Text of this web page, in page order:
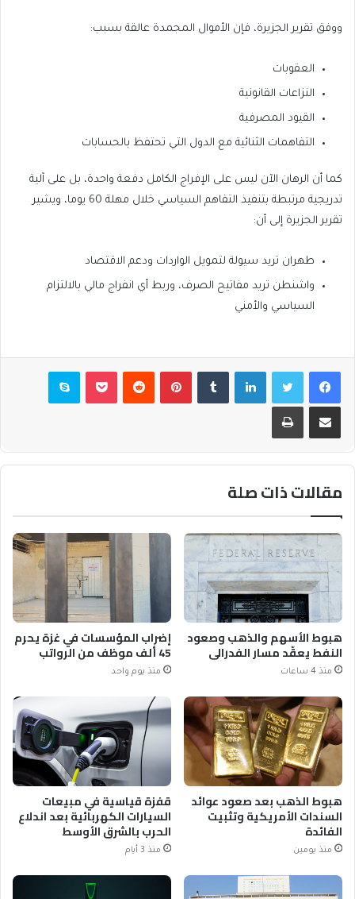
ووفق تقرير الجزيرة، فإن الأموال المجمدة عالقة بسبب:
العقوبات
النزاعات القانونية
القيود المصرفية
التفاهمات الثنائية مع الدول التي تحتفظ بالحسابات
كما أن الرهان الآن ليس على الإفراج الكامل دفعة واحدة، بل على آلية
تدريجية مرتبطة بتنفيذ التفاهم السياسي خلال مهلة 60 يوما، ويشير
تقرير الجزيرة إلى أن:
طهران تريد سيولة لتمويل الواردات ودعم الاقتصاد
واشنطن تريد مفاتيح الصرف، وربط أي انفراج مالي بالالتزام
السياسي والأمني
فيسبوكتويتر لينكدإن بينتيريست بوكيت سكايب
مشاركة عبر البريد طباعة
مقالات ذات صلة
هبوط الأسهم والذهب وصعود
النفط يعقّد مسار الفدرالي
منذ 4 ساعات
إضراب المؤسسات في غزة يحرم
45 ألف موظف من الرواتب
منذ يوم واحد
هبوط الذهب بعد صعود عوائد
السندات الأمريكية وتثبيت
الفائدة
منذ يومين
قفزة قياسية في مبيعات
السيارات الكهربائية بعد اندلاع
الحرب بالشرق الأوسط
منذ 3 أيام